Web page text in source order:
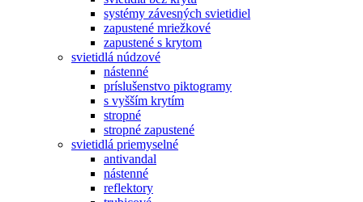
systémy závesných svietidiel
zapustené mriežkové
zapustené s krytom
svietidlá núdzové
nástenné
príslušenstvo piktogramy
s vyšším krytím
stropné
stropné zapustené
svietidlá priemyselné
antivandal
nástenné
reflektory